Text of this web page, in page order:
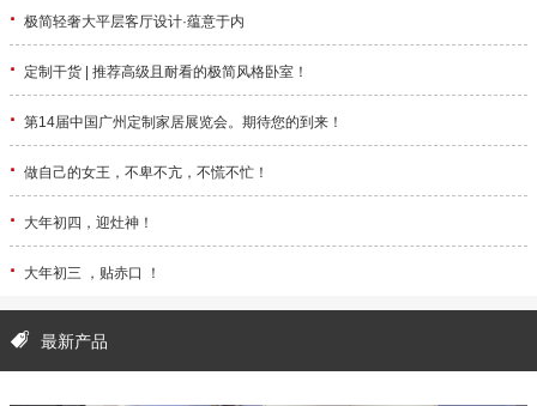
· 极简轻奢大平层客厅设计·蕴意于内
· 定制干货 | 推荐高级且耐看的极简风格卧室！
· 第14届中国广州定制家居展览会。期待您的到来！
· 做自己的女王，不卑不亢，不慌不忙！
· 大年初四，迎灶神！
· 大年初三 ，贴赤口 ！
最新产品